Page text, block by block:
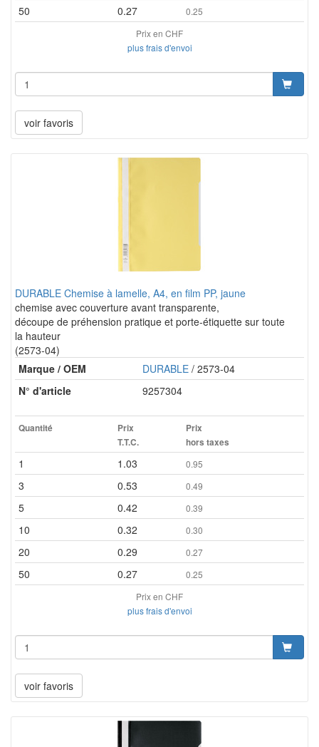
50 0.27
0.25
Prix en CHF
plus frais d'envoi
voir favoris
DURABLE Chemise à lamelle, A4, en film PP, jaune
chemise avec couverture avant transparente,
découpe de préhension pratique et porte-étiquette sur toute
la hauteur
(2573-04)
Marque / OEM
DURABLE / 2573-04
N° d'article
9257304
Quantité
Prix
T.T.C.
Prix
hors taxes
1 1.03 0.95
3 0.53 0.49
5 0.42 0.39
10 0.32 0.30
20 0.29 0.27
50 0.27
0.25
Prix en CHF
plus frais d'envoi
voir favoris